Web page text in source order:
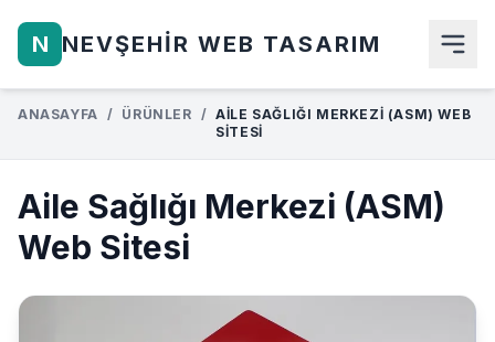
N NEVŞEHIR WEB TASARIM
Hizmetlerimiz
ANASAYFA / ÜRÜNLER / AILE SAĞLIĞI MERKEZI (ASM) WEB
SITESI
Aile Sağlığı Merkezi (ASM)
Web Sitesi